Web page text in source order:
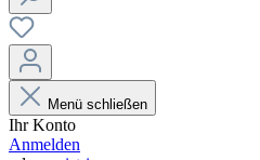
Menü schließen
Ihr Konto
Anmelden